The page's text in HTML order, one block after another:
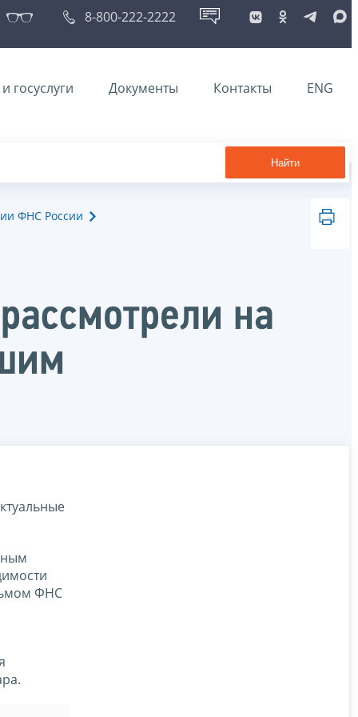
8-800-222-2222
госуслуги Документы Контакты ENG
Найти
ФНС России
на
ФНС